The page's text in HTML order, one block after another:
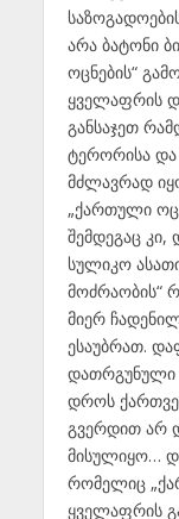
არა ბატონი
ოცნების“
ყველაფრის
განსაჯეთ
ტერორისა და
მძლავრად
„ქართული
შემდეგაც
სულიკო
მოძრაობის“
მიერ
ესაუბრათ.
დათრგუნული
დროს
გვერდით არ
მისულიყო…
რომელიც
ყველაფრის